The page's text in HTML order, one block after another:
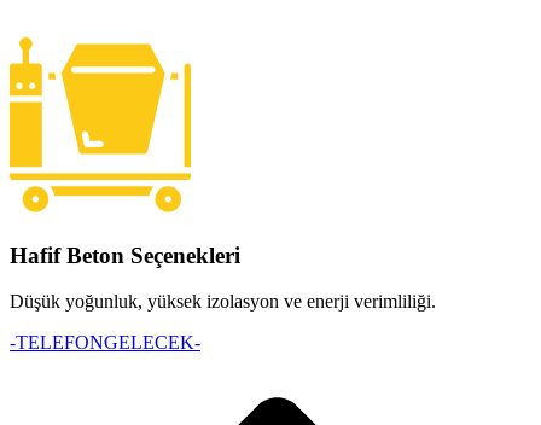
Hafif Beton Seçenekleri
Düşük yoğunluk, yüksek izolasyon ve enerji verimliliği.
-TELEFONGELECEK-